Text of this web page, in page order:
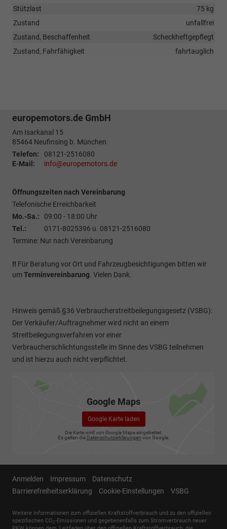
Stützlast
75 kg
Zustand
unfallfrei
Zustand, Beschaffenheit
Scheckheftgepflegt
Zustand, Fahrfähigkeit
fahrtauglich
europemotors.de GmbH
Am Isarkanal 15
85464 Neufinsing b. München
Telefon:
08121-2516080
E-Mail:
info@europemotors.de
Öffnungszeiten nach Vereinbarung
Telefonische Erreichbarkeit
Mo.-Sa.:
09:00 - 18:00 Uhr
Tel.:
0171-8025396 u. 08121-2516080
Termine: Nur nach Vereinbarung
!! Für Beratung vor Ort und Fahrzeugbesichtigungen bitten wir
umTerminvereinbarung. Vielen Dank.
Hinweis gemäß §36 Verbraucherstreitbeilegungsgesetz (VSBG):
Der Verkäufer/Auftragnehmer wird nicht an einem
Streitbeilegungsverfahren vor einer
Verbraucherschlichtungsstelle im Sinne des VSBG teilnehmen
und ist hierzu auch nicht verpflichtet.
Google Maps
Google Karte laden
Die Karte wird von Google Maps eingebettet.
Es gelten die Datenschutzerklärungen von Google.
Anmelden Impressum
Datenschutz
Barrierefreiheitserklärung
Cookie-Einstellungen VSBG
Weitere Informationen zum offiziellen Kraftstoffverbrauch und zu den offiziellen
spezifischen CO2-Emissionen und gegebenenfalls zum Stromverbrauch neuer